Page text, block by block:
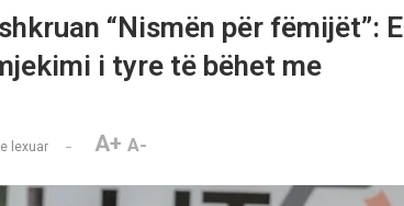
“Nismën për fëmijët”: E
i tyre të bëhet me
e lexuar A+ A-